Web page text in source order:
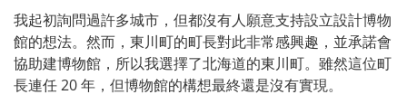
我起初詢問過許多城市，但都沒有人願意支持設立設計博物
館的想法。然而，東川町的町長對此非常感興趣，並承諾會
協助建博物館，所以我選擇了北海道的東川町。雖然這位町
長連任 20 年，但博物館的構想最終還是沒有實現。